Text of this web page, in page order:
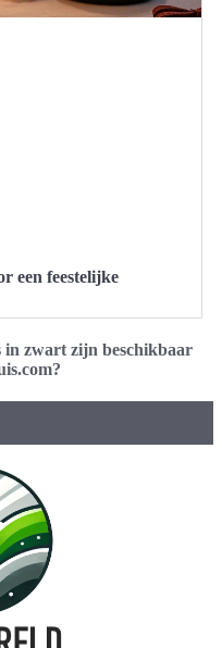
een feestelijke
in zwart zijn beschikbaar